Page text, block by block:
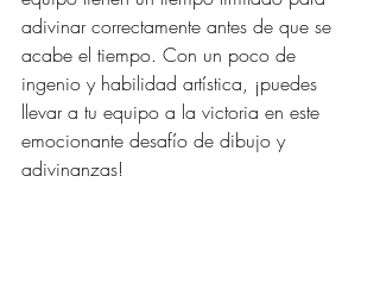
adivinar correctamente antes de que se
acabe el tiempo. Con un poco de
ingenio y habilidad artística, ¡puedes
llevar a tu equipo a la victoria en este
emocionante desafío de dibujo y
adivinanzas!